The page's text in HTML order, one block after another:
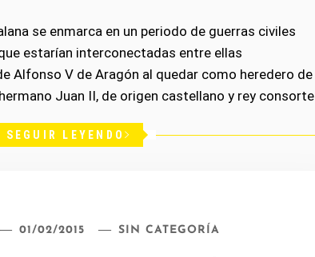
se enmarca en un periodo de guerras civiles
estarían interconectadas entre ellas
Alfonso V de Aragón al quedar como heredero de
Juan II, de origen castellano y rey consorte
SEGUIR LEYENDO
01/02/2015 SIN CATEGORÍA